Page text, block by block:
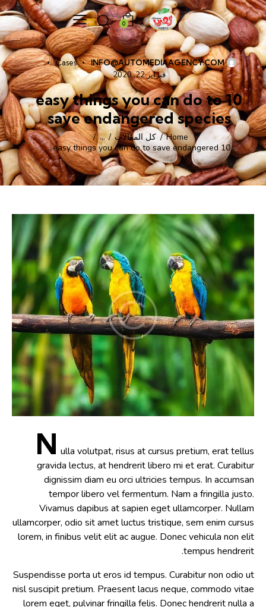
0
INFO@AUTOMEDIAAGENCY.COM
Cases
فبراير 22, 2020
10 easy things you can do to
save endangered species
Home كل المقالات
...
10 easy things you can do to save endangered...
N ulla volutpat, risus at cursus pretium, erat tellus
gravida lectus, at hendrerit libero mi et erat. Curabitur
dignissim diam eu orci ultricies tempus. In accumsan
tempor libero vel fermentum. Nam a fringilla justo.
Vivamus dapibus at sapien eget ullamcorper. Nullam
ullamcorper, odio sit amet luctus tristique, sem enim cursus
lorem, in finibus velit elit ac augue. Donec vehicula non elit
tempus hendrerit.
Suspendisse porta ut eros id tempus. Curabitur non odio ut
nisl suscipit pretium. Praesent lacus neque, commodo vitae
lorem eget, pulvinar fringilla felis. Donec hendrerit nulla a